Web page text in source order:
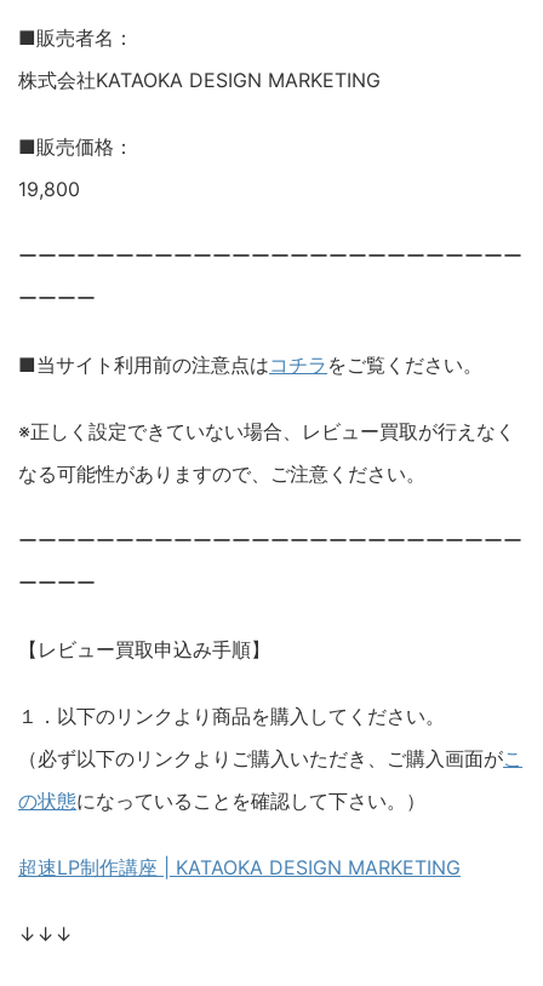
■販売者名：
株式会社KATAOKA DESIGN MARKETING
■販売価格：
19,800
ーーーーーーーーーーーーーーーーーーーーーーーーーー
ーーーー
■当サイト利用前の注意点はコチラ をご覧ください。
※正しく設定できていない場合、レビュー買取が行えなく
なる可能性がありますので、ご注意ください。
ーーーーーーーーーーーーーーーーーーーーーーーーーー
ーーーー
【レビュー買取申込み手順】
１．以下のリンクより商品を購入してください。
（必ず以下のリンクよりご購入いただき、ご購入画面がこ
の状態になっていることを確認して下さい。）
超速LP制作講座 | KATAOKA DESIGN MARKETING
↓↓↓